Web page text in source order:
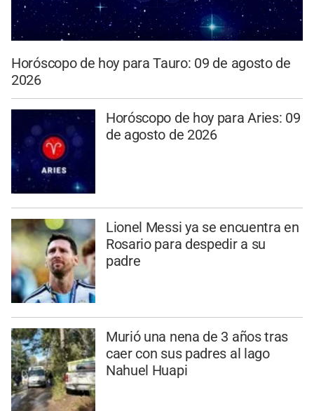
Horóscopo de hoy para Tauro: 09 de agosto de
2026
Horóscopo de hoy para Aries: 09
de agosto de 2026
Lionel Messi ya se encuentra en
Rosario para despedir a su
padre
Murió una nena de 3 años tras
caer con sus padres al lago
Nahuel Huapi